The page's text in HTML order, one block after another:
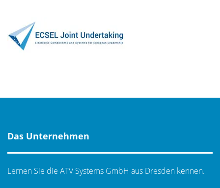
Das Unternehmen
Lernen Sie die ATV Systems GmbH aus Dresden kennen.